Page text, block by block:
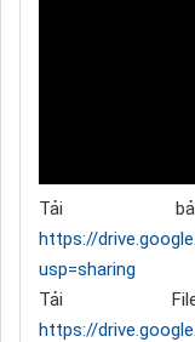
Tải
https://
usp=sharing
Tải
https://